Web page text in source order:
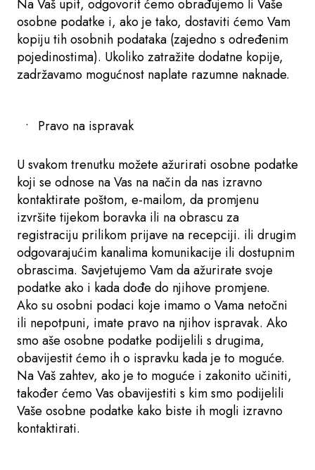
Na Vaš upit, odgovorit ćemo obrađujemo li Vaše
osobne podatke i, ako je tako, dostaviti ćemo Vam
kopiju tih osobnih podataka (zajedno s određenim
pojedinostima). Ukoliko zatražite dodatne kopije,
zadržavamo mogućnost naplate razumne naknade.
Pravo na ispravak
U svakom trenutku možete ažurirati osobne podatke
koji se odnose na Vas na način da nas izravno
kontaktirate poštom, e-mailom, da promjenu
izvršite tijekom boravka ili na obrascu za
registraciju prilikom prijave na recepciji. ili drugim
odgovarajućim kanalima komunikacije ili dostupnim
obrascima. Savjetujemo Vam da ažurirate svoje
podatke ako i kada dođe do njihove promjene.
Ako su osobni podaci koje imamo o Vama netočni
ili nepotpuni, imate pravo na njihov ispravak. Ako
smo aše osobne podatke podijelili s drugima,
obavijestit ćemo ih o ispravku kada je to moguće.
Na Vaš zahtev, ako je to moguće i zakonito učiniti,
također ćemo Vas obavijestiti s kim smo podijelili
Vaše osobne podatke kako biste ih mogli izravno
kontaktirati.